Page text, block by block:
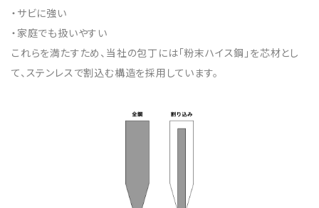
・サビに強い
・家庭でも扱いやすい
これらを満たすため、当社の包丁には「粉末ハイス鋼」を芯材とし
て、ステンレスで割込む構造を採用しています。